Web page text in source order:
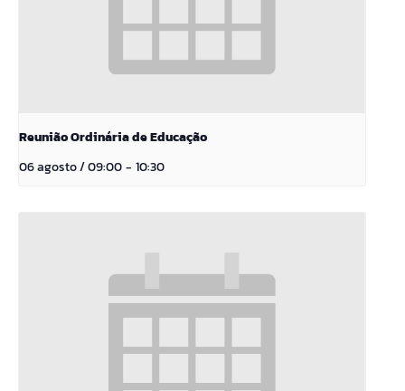
Reunião Ordinária de Educação
06 agosto / 09:00- 10:30